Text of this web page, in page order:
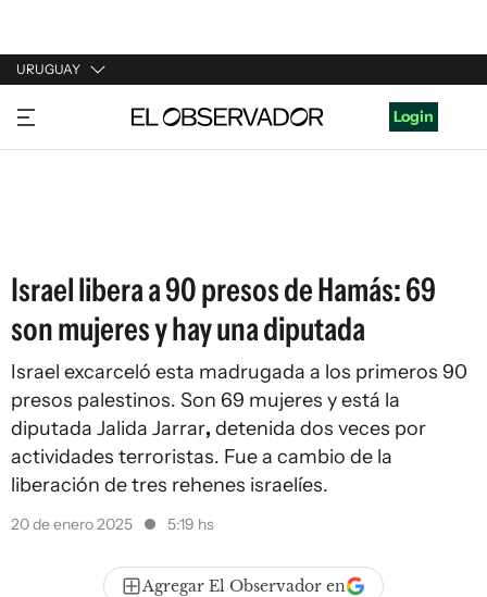
URUGUAY
URUGUAY
ARGENTINA
Login
Israel libera a 90 presos de Hamás: 69
son mujeres y hay una diputada
Israel excarceló esta madrugada a los primeros 90
presos palestinos. Son 69 mujeres y está la
diputada Jalida Jarrar, detenida dos veces por
actividades terroristas. Fue a cambio de la
liberación de tres rehenes israelíes.
20 de enero 2025 5:19 hs
Agregar El Observador en